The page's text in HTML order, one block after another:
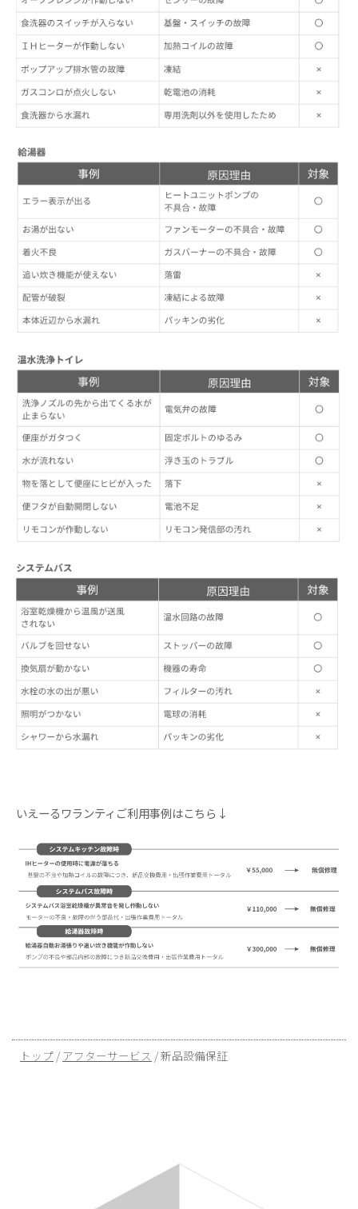
いえーるワランティご利用事例はこちら↓
現
トップ / アフターサービス /新品設備保証